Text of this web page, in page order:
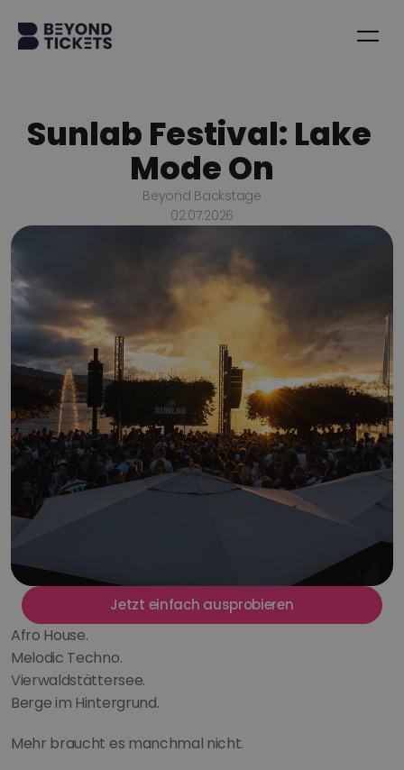
Sunlab Festival: Lake
Mode On
Beyond Backstage
02.07.2026
Jetzt einfach ausprobieren
Afro House.
Melodic Techno.
Vierwaldstättersee.
Berge im Hintergrund.
Mehr braucht es manchmal nicht.